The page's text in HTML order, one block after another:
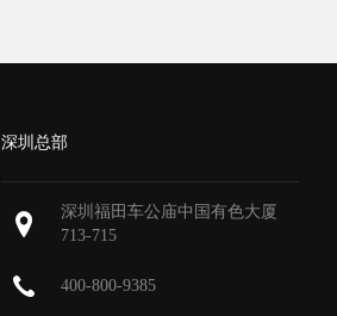
深圳总部
深圳福田车公庙中国有色大厦
713-715
400-800-9385